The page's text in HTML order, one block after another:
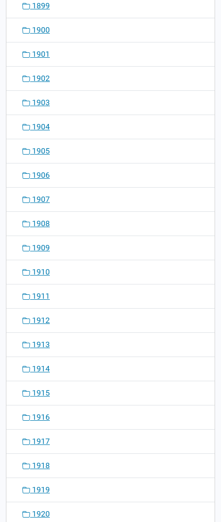
1899
1900
1901
1902
1903
1904
1905
1906
1907
1908
1909
1910
1911
1912
1913
1914
1915
1916
1917
1918
1919
1920